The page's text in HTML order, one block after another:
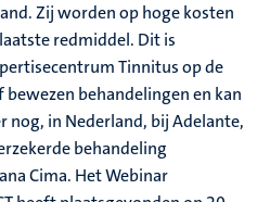
Zij worden op hoge kosten
redmiddel. Dit is
Tinnitus op de
behandelingen en kan
nog, in Nederland, bij Adelante,
behandeling
Cima. Het Webinar